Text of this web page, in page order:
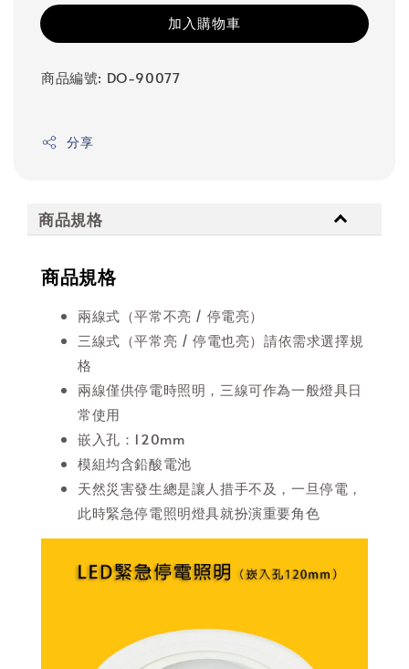
加入購物車
商品編號: DO-90077
分享
商品規格
商品規格
兩線式（平常不亮 / 停電亮）
三線式（平常亮 / 停電也亮）請依需求選擇規
格
兩線僅供停電時照明，三線可作為一般燈具日
常使用
嵌入孔：120mm
模組均含鉛酸電池
天然災害發生總是讓人措手不及，一旦停電，
此時緊急停電照明燈具就扮演重要角色